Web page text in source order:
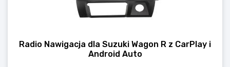
Radio Nawigacja dla Suzuki Wagon R z CarPlay i
Android Auto